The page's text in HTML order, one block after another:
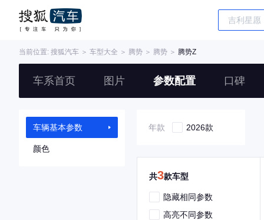
当前位置: 搜狐汽车 ＞ 车型大全 ＞ 腾势 ＞ 腾势 ＞ 腾势Z
车系首页 图片 参数配置 口碑
车辆基本参数
颜色
年款 2026款
共3款车型
隐藏相同参数
高亮不同参数